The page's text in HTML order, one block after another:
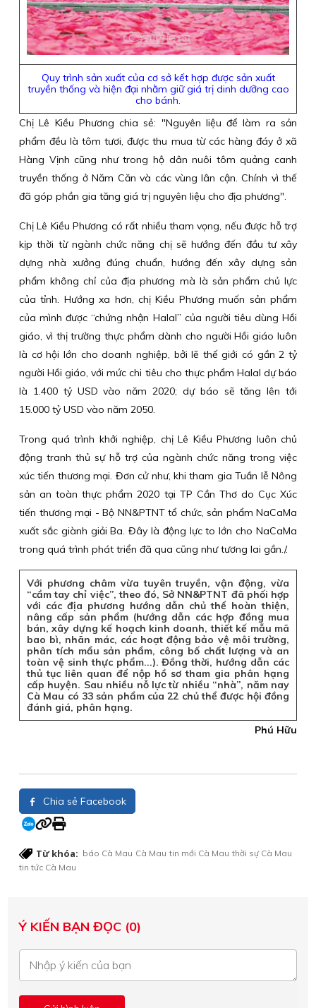
Quy trình sản xuất của cơ sở kết hợp được sản xuất
truyền thống và hiện đại nhằm giữ giá trị dinh dưỡng cao
cho bánh.
Chị Lê Kiều Phương chia sẻ: "Nguyên liệu để làm ra sản
phẩm đều là tôm tươi, được thu mua từ các hàng đáy ở xã
Hàng Vịnh cũng như trong hộ dân nuôi tôm quảng canh
truyền thống ở Năm Căn và các vùng lân cận. Chính vì thế
đã góp phần gia tăng giá trị nguyên liệu cho địa phương".
Chị Lê Kiều Phương có rất nhiều tham vọng, nếu được hỗ trợ
kịp thời từ ngành chức năng chị sẽ hướng đến đầu tư xây
dựng nhà xưởng đúng chuẩn, hướng đến xây dựng sản
phẩm không chỉ của địa phương mà là sản phẩm chủ lực
của tỉnh. Hướng xa hơn, chị Kiều Phương muốn sản phẩm
của mình được “chứng nhận Halal” của người tiêu dùng Hồi
giáo, vì thị trường thực phẩm dành cho người Hồi giáo luôn
là cơ hội lớn cho doanh nghiệp, bởi lẽ thế giới có gần 2 tỷ
người Hồi giáo, với mức chi tiêu cho thực phẩm Halal dự báo
là 1.400 tỷ USD vào năm 2020; dự báo sẽ tăng lên tới
15.000 tỷ USD vào năm 2050.
Trong quá trình khởi nghiệp, chị Lê Kiều Phương luôn chủ
động tranh thủ sự hỗ trợ của ngành chức năng trong việc
xúc tiến thương mại. Đơn cử như, khi tham gia Tuần lễ Nông
sản an toàn thực phẩm 2020 tại TP Cần Thơ do Cục Xúc
tiến thương mại - Bộ NN&PTNT tổ chức, sản phẩm NaCaMa
xuất sắc giành giải Ba. Đây là động lực to lớn cho NaCaMa
trong quá trình phát triển đã qua cũng như tương lai gần./.
Với phương châm vừa tuyên truyền, vận động, vừa
“cầm tay chỉ việc”, theo đó, Sở NN&PTNT đã phối hợp
với các địa phương hướng dẫn chủ thể hoàn thiện,
nâng cấp sản phẩm (hướng dẫn các hợp đồng mua
bán, xây dựng kế hoạch kinh doanh, thiết kế mẫu mã
bao bì, nhãn mác, các hoạt động bảo vệ môi trường,
phân tích mẩu sản phẩm, công bố chất lượng và an
toàn vệ sinh thực phẩm...). Đồng thời, hướng dẫn các
thủ tục liên quan để nộp hồ sơ tham gia phân hạng
cấp huyện. Sau nhiều nỗ lực từ nhiều “nhà”, năm nay
Cà Mau có 33 sản phẩm của 22 chủ thể được hội đồng
đánh giá, phân hạng.
Phú Hữu
Chia sẻ Facebook
Từ khóa: báo Cà Mau Cà Mau tin mới Cà Mau thời sự Cà Mau
tin tức Cà Mau
Ý KIẾN BẠN ĐỌC (0)